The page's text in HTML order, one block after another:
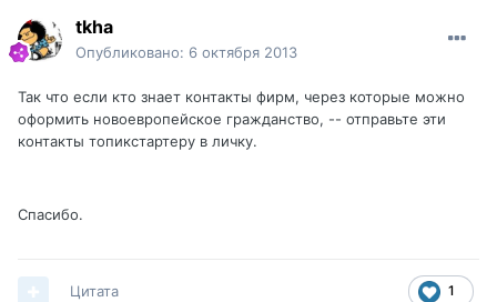
tkha
Опубликовано: 6 октября 2013
Так что если кто знает контакты фирм, через которые можно
оформить новоевропейское гражданство, -- отправьте эти
контакты топикстартеру в личку.
Спасибо.
1
Цитата